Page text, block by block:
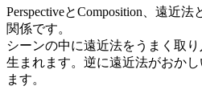
PerspectiveとComposition、遠近
関係です。
シーンの中に遠近法をうまく取
生まれます。逆に遠近法がおか
ます。